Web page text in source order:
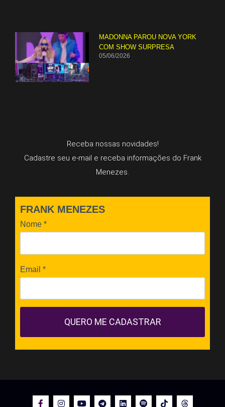
MADONNA PAROU NOVA YORK
COM SHOW SURPRESA
05/06/2026
Receba nossas novidades!
Cadastre seu e-mail e receba informações do Frank
Menezes.
FRANK MENEZES
Nome *
Email *
QUERO ME CADASTRAR